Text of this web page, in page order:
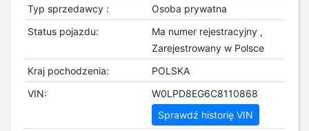
Typ sprzedawcy :
Osoba prywatna
Status pojazdu:
Ma numer rejestracyjny ,
Zarejestrowany w Polsce
Kraj pochodzenia:
POLSKA
VIN:
W0LPD8EG6C8110868
Sprawdź historię VIN